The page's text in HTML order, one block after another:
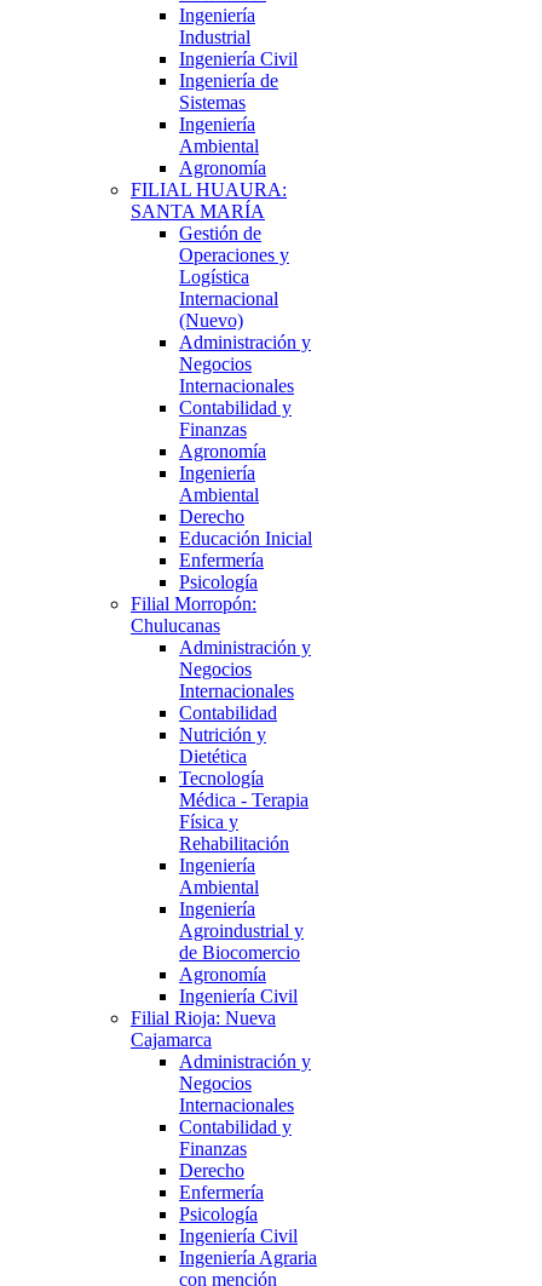
Ingeniería
Industrial
Ingeniería Civil
Ingeniería de
Sistemas
Ingeniería
Ambiental
Agronomía
FILIAL HUAURA:
SANTA MARÍA
Gestión de
Operaciones y
Logística
Internacional
(Nuevo)
Administración y
Negocios
Internacionales
Contabilidad y
Finanzas
Agronomía
Ingeniería
Ambiental
Derecho
Educación Inicial
Enfermería
Psicología
Filial Morropón:
Chulucanas
Administración y
Negocios
Internacionales
Contabilidad
Nutrición y
Dietética
Tecnología
Médica - Terapia
Física y
Rehabilitación
Ingeniería
Ambiental
Ingeniería
Agroindustrial y
de Biocomercio
Agronomía
Ingeniería Civil
Filial Rioja: Nueva
Cajamarca
Administración y
Negocios
Internacionales
Contabilidad y
Finanzas
Derecho
Enfermería
Psicología
Ingeniería Civil
Ingeniería Agraria
con mención